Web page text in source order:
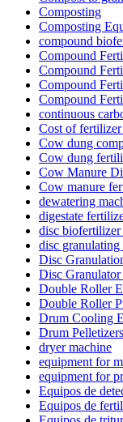
Composting
Composting
compound
Compound
Compound
Compound
Compound
continuous
Cost of
Cow dung
Cow dung
Cow Manure
Cow manure
dewatering
digestate
disc biofertilizer
disc granulating
Disc
Disc
Double Roller
Double Roller
Drum Cooling
Drum Pelletizers
dryer machine
equipment for
equipment for
Equipos de
Equipos de